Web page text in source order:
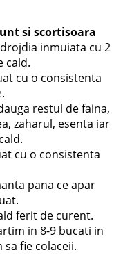
si scortisoara
inmuiata cu 2
cald.
cu o consistenta
restul de faina,
zaharul, esenta iar
cu o consistenta
pana ce apar
ferit de curent.
in 8-9 bucati in
fie colaceii.